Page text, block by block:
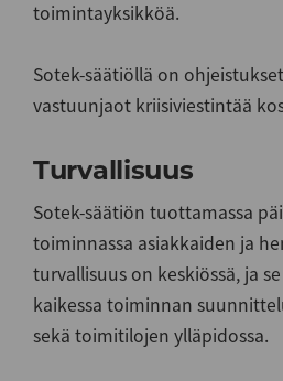
toimintayksikköä.
Sotek-säätiöllä on
vastuunjaot kriisiviestintää
Turvallisuus
Sotek-säätiön tuottamassa
toiminnassa asiakkaiden ja
turvallisuus on keskiössä, ja
kaikessa toiminnan
sekä toimitilojen ylläpidossa.